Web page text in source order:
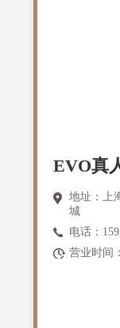
EVO真
地址：上
城
电话：
营业时间